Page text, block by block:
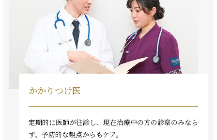
かかりつけ医
定期的に医師が往診し、現在治療中の方の診察のみなら
ず、予防的な観点からもケア。